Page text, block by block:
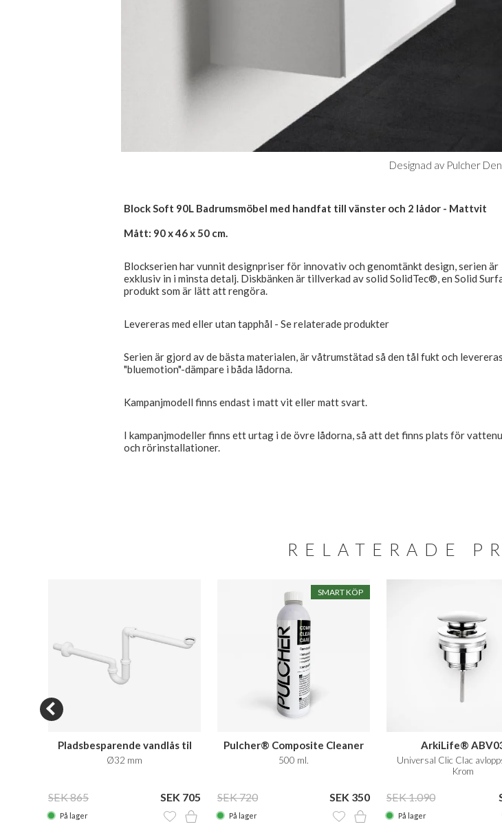
Designad av Pulcher
Block Soft 90L Badrumsmöbel med handfat till vänster och 2 lådor - Mattvit
Mått: 90 x 46 x 50 cm.
Blockserien har vunnit designpriser för innovativ och genomtänkt design, serien är
exklusiv in i minsta detalj. Diskbänken är tillverkad av solid SolidTec®, en Solid
produkt som är lätt att rengöra.
Levereras med eller utan tapphål - Se relaterade produkter
Serien är gjord av de bästa materialen, är våtrumstätad så den tål fukt och
"bluemotion"-dämpare i båda lådorna.
Kampanjmodell finns endast i matt vit eller matt svart.
I kampanjmodeller finns ett urtag i de övre lådorna, så att det finns plats för
och rörinstallationer.
RELATERADE
Pladsbesparende vandlås til
badmøbler
Ø32 mm
SEK 865 SEK 705
På lager
SMART KÖP
Pulcher® Composite Cleaner
Care
500 ml.
SEK 720 SEK 350
På lager
ArkiLife®
Universal Clic Clac
Krom
SEK 1.090
På lager